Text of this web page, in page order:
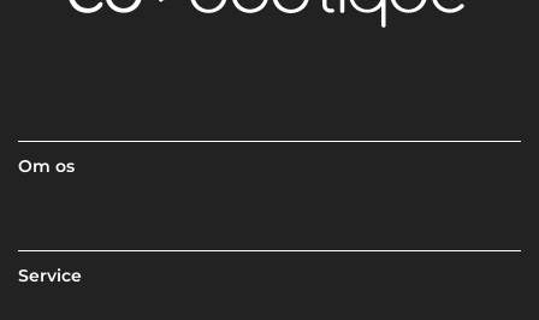
Om os
Service